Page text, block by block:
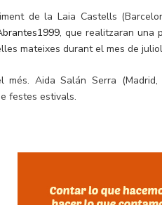
de la Laia Castells
, que realitzaran una
mateixes durant el mes de
Aida Salán Serra
festes estivals.